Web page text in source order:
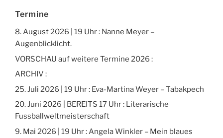
Termine
8. August 2026 | 19 Uhr : Nanne Meyer –
Augenblicklicht.
VORSCHAU auf weitere Termine 2026 :
ARCHIV :
25. Juli 2026 | 19 Uhr : Eva-Martina Weyer – Tabakpech
20. Juni 2026 | BEREITS 17 Uhr : Literarische
Fussballweltmeisterschaft
9. Mai 2026 | 19 Uhr : Angela Winkler – Mein blaues